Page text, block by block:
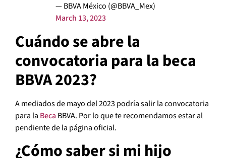
— BBVA México (@BBVA_Mex)
March 13, 2023
Cuándo se abre la
convocatoria para la beca
BBVA 2023?
A mediados de mayo del 2023 podría salir la convocatoria
para la Beca BBVA. Por lo que te recomendamos estar al
pendiente de la página oficial.
¿Cómo saber si mi hijo